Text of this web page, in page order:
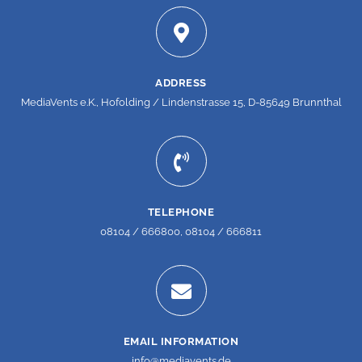
ADDRESS
MediaVents e.K., Hofolding / Lindenstrasse 15, D-85649 Brunnthal
TELEPHONE
08104 / 666800, 08104 / 666811
EMAIL INFORMATION